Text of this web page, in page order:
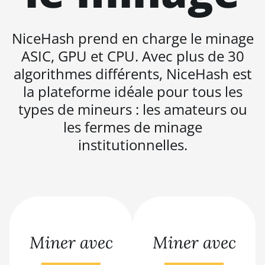
BITMAIN AntMiner
BITMAIN AntMiner
L11 Hyd. 2U (33Gh)
BITMAIN AntMiner
L11 Hyd. 6U (33Gh)
BITMAIN AntMiner
L11 Pro (21Gh)
BITMAIN AntMiner
BITMAIN AntMiner
NiceHash prend en charge le minage
ASIC, GPU et CPU. Avec plus de 30
algorithmes différents, NiceHash est
la plateforme idéale pour tous les
types de mineurs : les amateurs ou
les fermes de minage
institutionnelles.
Miner avec Miner avec